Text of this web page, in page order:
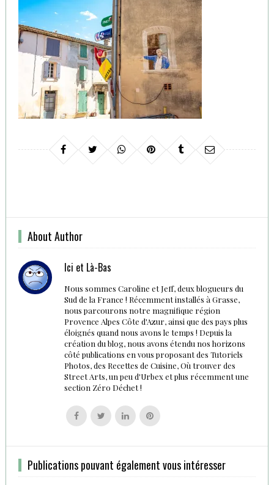
About Author
Ici et Là-Bas
Nous sommes Caroline et Jeff, deux blogueurs du
Sud de la France ! Récemment installés à Grasse,
nous parcourons notre magnifique région
Provence Alpes Côte d'Azur, ainsi que des pays plus
éloignés quand nous avons le temps ! Depuis la
création du blog, nous avons étendu nos horizons
côté publications en vous proposant des Tutoriels
Photos, des Recettes de Cuisine, Où trouver des
Street Arts, un peu d'Urbex et plus récemment une
section Zéro Déchet !
Follow
us
Follow
us
Follow
us
Follow
us
Publications pouvant également vous intéresser